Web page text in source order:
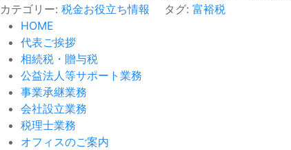
カテゴリー: 税金お役立ち情報 タグ: 富裕税
HOME
代表ご挨拶
相続税・贈与税
公益法人等サポート業務
事業承継業務
会社設立業務
税理士業務
オフィスのご案内